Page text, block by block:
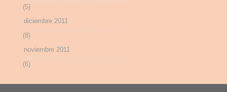
(5)
diciembre 2011
(8)
noviembre 2011
(6)